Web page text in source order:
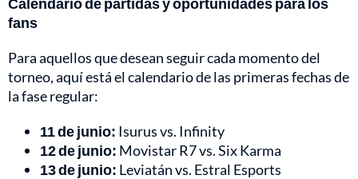
fans
Para aquellos que desean seguir cada momento del
torneo, aquí está el calendario de las primeras fechas de
la fase regular:
11 de junio: Isurus vs. Infinity
12 de junio: Movistar R7 vs. Six Karma
13 de junio: Leviatán vs. Estral Esports